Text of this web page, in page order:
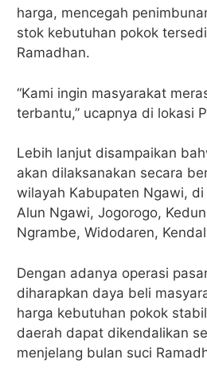
harga, mencegah
stok kebutuhan pokok
Ramadhan.
“Kami ingin masyarakat
terbantu,” ucapnya di lokasi
Lebih lanjut disampaikan
akan dilaksanakan secara
wilayah Kabupaten Ngawi,
Alun Ngawi, Jogorogo,
Ngrambe, Widodaren,
Dengan adanya operasi
diharapkan daya beli
harga kebutuhan pokok
daerah dapat dikendalikan
menjelang bulan suci